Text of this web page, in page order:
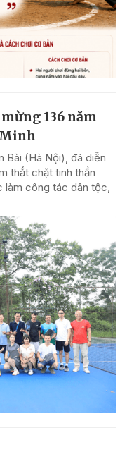
136 năm
Bài (Hà Nội), đã diễn
thắt chặt tinh thần
làm công tác dân tộc,